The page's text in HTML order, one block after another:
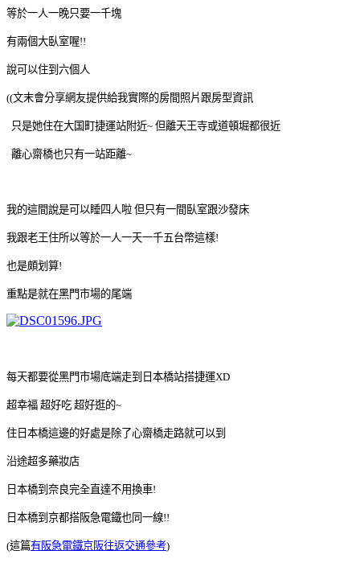
等於一人一晚只要一千塊
有兩個大臥室喔!!
說可以住到六個人
((文末會分享網友提供給我實際的房間照片跟房型資訊
只是她住在大国町捷運站附近~ 但離天王寺或道頓堀都很近
離心齋橋也只有一站距離~
我的這間說是可以睡四人啦 但只有一間臥室跟沙發床
我跟老王住所以等於一人一天一千五台幣這樣!
也是頗划算!
重點是就在黑門市場的尾端
每天都要從黑門市場底端走到日本橋站搭捷運XD
超幸福 超好吃 超好逛的~
住日本橋這邊的好處是除了心齋橋走路就可以到
沿途超多藥妝店
日本橋到奈良完全直達不用換車!
日本橋到京都搭阪急電鐵也同一線!!
(這篇有阪急電鐵京阪往返交通參考)